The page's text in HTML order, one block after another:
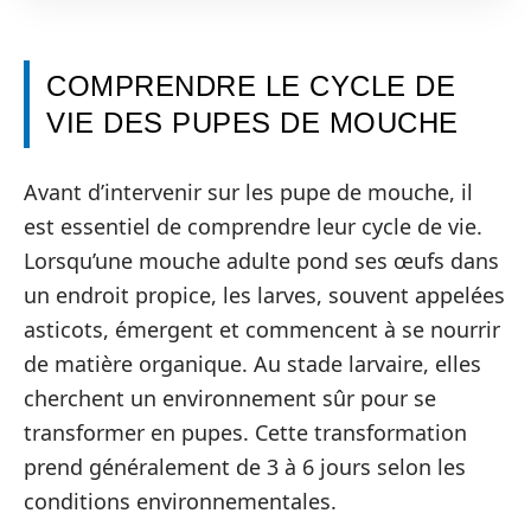
COMPRENDRE LE CYCLE DE
VIE DES PUPES DE MOUCHE
Avant d’intervenir sur les pupe de mouche, il
est essentiel de comprendre leur cycle de vie.
Lorsqu’une mouche adulte pond ses œufs dans
un endroit propice, les larves, souvent appelées
asticots, émergent et commencent à se nourrir
de matière organique. Au stade larvaire, elles
cherchent un environnement sûr pour se
transformer en pupes. Cette transformation
prend généralement de 3 à 6 jours selon les
conditions environnementales.